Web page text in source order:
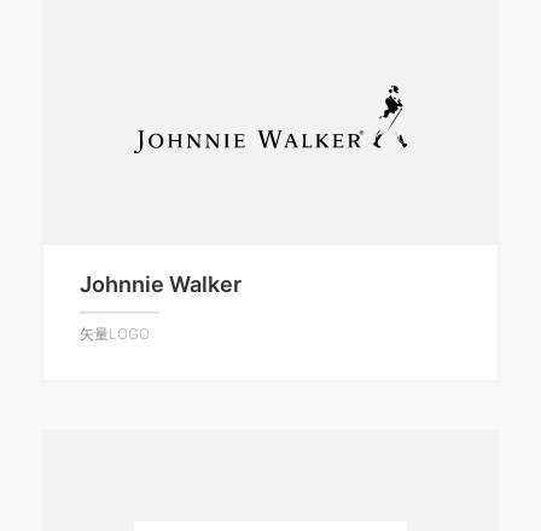
Johnnie Walker
矢量LOGO